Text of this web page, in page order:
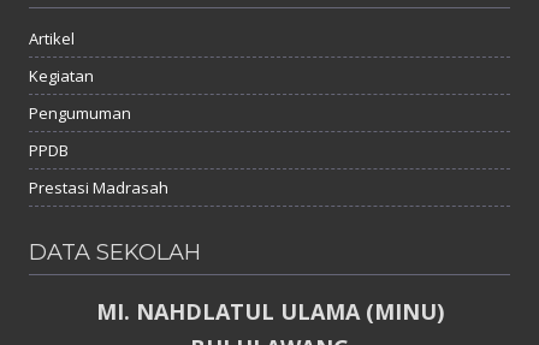
Artikel
Kegiatan
Pengumuman
PPDB
Prestasi Madrasah
DATA SEKOLAH
MI. NAHDLATUL ULAMA (MINU)